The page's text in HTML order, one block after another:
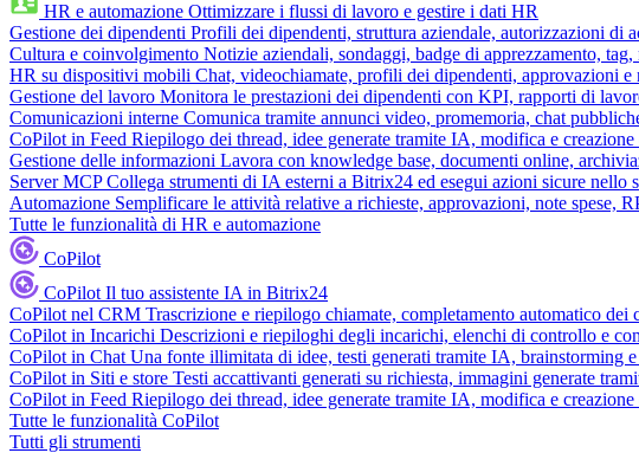
HR e automazione Ottimizzare i flussi di lavoro e gestire i dati HR
Gestione dei dipendenti Profili dei dipendenti, struttura aziendale, autorizzazioni di
Cultura e coinvolgimento Notizie aziendali, sondaggi, badge di apprezzamento,
HR su dispositivi mobili Chat, videochiamate, profili dei dipendenti, approvazioni
Gestione del lavoro Monitora le prestazioni dei dipendenti con KPI, rapporti di
Comunicazioni interne Comunica tramite annunci video, promemoria, chat
CoPilot in Feed Riepilogo dei thread, idee generate tramite IA, modifica e
Gestione delle informazioni Lavora con knowledge base, documenti online,
Server MCP Collega strumenti di IA esterni a Bitrix24 ed esegui azioni sicure nello
Automazione Semplificare le attività relative a richieste, approvazioni, note spese,
Tutte le funzionalità di HR e automazione
CoPilot
CoPilot Il tuo assistente IA in Bitrix24
CoPilot nel CRM Trascrizione e riepilogo chiamate, completamento automatico dei
CoPilot in Incarichi Descrizioni e riepiloghi degli incarichi, elenchi di controllo e
CoPilot in Chat Una fonte illimitata di idee, testi generati tramite IA, brainstorming
CoPilot in Siti e store Testi accattivanti generati su richiesta, immagini generate
CoPilot in Feed Riepilogo dei thread, idee generate tramite IA, modifica e
Tutte le funzionalità CoPilot
Tutti gli strumenti